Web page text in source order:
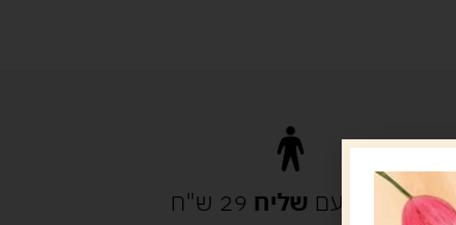
משלוח עם שליח 29 ש"ח